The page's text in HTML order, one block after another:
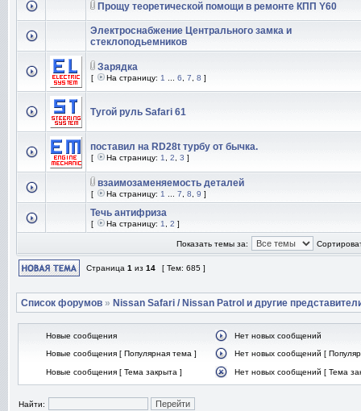
Прощу теоретической помощи в ремонте КПП Y60
Электроснабжение Центрального замка и
стеклоподьемников
Зарядка
[ На страницу: 1 6 7 8 ]
Тугой руль Safari 61
поставил на RD28t турбу от бычка.
[ На страницу: 1 2 3 ]
взаимозаменяемость деталей
[ На страницу: 1 7 8 9 ]
Течь антифриза
[ На страницу: 1 2 ]
Показать темы за:
Страница 1 из 14 [ Тем: 685 ]
Список форумов » Nissan Safari / Nissan Patrol и другие
Новые сообщения
Нет новых сообщений
Новые сообщения [ Популярная тема ]
Нет новых сообщений [
Новые сообщения [ Тема закрыта ] Нет новых сообщений [ Тема
Найти: